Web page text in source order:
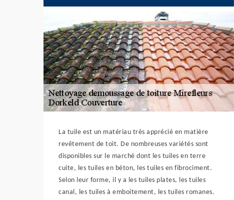
La tuile est un matériau très apprécié en matière
revêtement de toit. De nombreuses variétés sont
disponibles sur le marché dont les tuiles en terre
cuite, les tuiles en béton, les tuiles en fibrociment.
Selon leur forme, il y a les tuiles plates, les tuiles
canal, les tuiles à emboitement, les tuiles romanes.